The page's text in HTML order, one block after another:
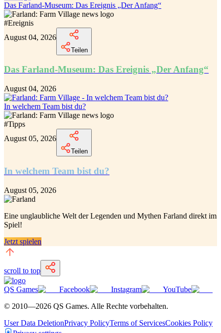
Das Farland-Museum: Das Ereignis „Der Anfang“
#Ereignis
August 04, 2026
Teilen
Das Farland-Museum: Das Ereignis „Der Anfang“
August 04, 2026
In welchem Team bist du?
#Tipps
August 05, 2026
Teilen
In welchem Team bist du?
August 05, 2026
Eine unglaubliche Welt der Legenden und Mythen Farland direkt im
Spiel!
Jetzt spielen
scroll to top
QS Games Facebook Instagram
YouTube
© 2010—2026 QS Games. Alle Rechte vorbehalten.
User Data DeletionPrivacy PolicyTerms of ServicesCookies Policy